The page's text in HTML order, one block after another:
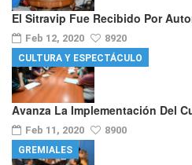
El Sitravip Fue Recibido Por
Feb 12, 2020 8920
Avanza La Implementación Del
Feb 11, 2020 8900
CULTURA Y ESPECTÁCULO
GREMIALES